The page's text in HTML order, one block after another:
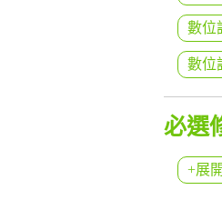
數位
數位
必選
+展開